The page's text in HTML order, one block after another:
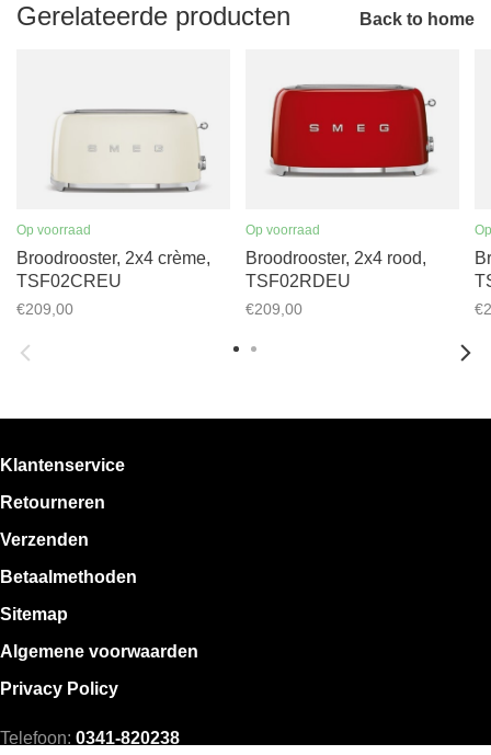
Gerelateerde producten Back to home
Op voorraad
Broodrooster, 2x4 crème,
TSF02CREU
€209,00
Op voorraad
Broodrooster, 2x4 rood,
TSF02RDEU
€209,00
Klantenservice
Retourneren
Verzenden
Betaalmethoden
Sitemap
Algemene voorwaarden
Privacy Policy
Telefoon: 0341-820238